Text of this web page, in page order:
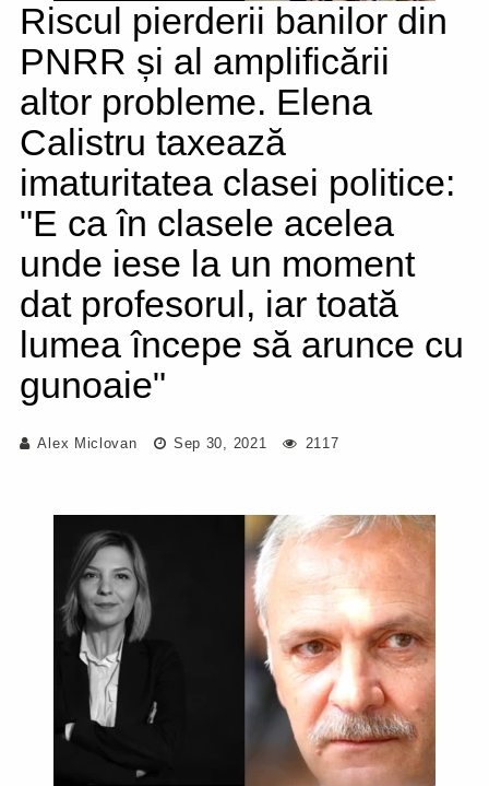
Riscul pierderii banilor din
PNRR și al amplificării
altor probleme. Elena
Calistru taxează
imaturitatea clasei politice:
"E ca în clasele acelea
unde iese la un moment
dat profesorul, iar toată
lumea începe să arunce cu
gunoaie"
Alex Miclovan Sep 30, 2021 2117